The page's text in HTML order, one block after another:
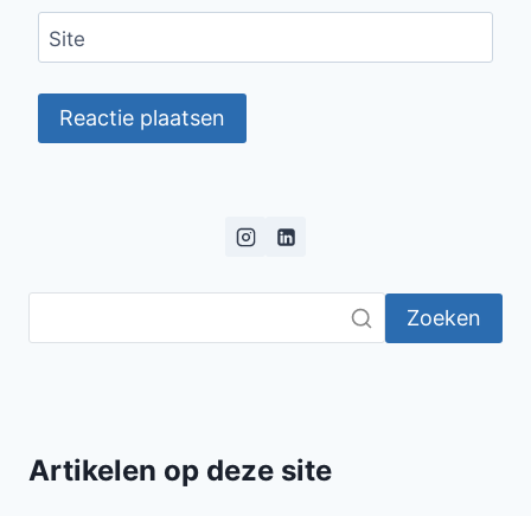
Site
Zoeken
Artikelen op deze site